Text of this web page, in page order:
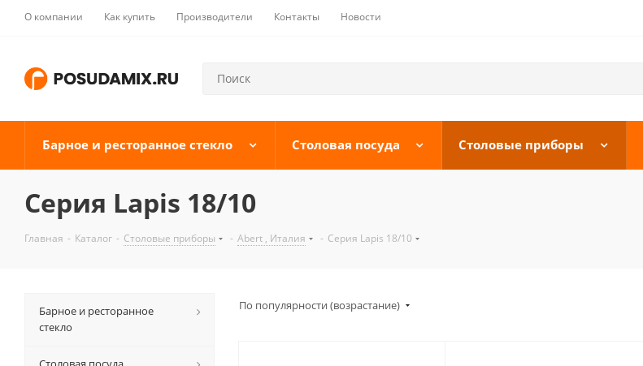
О компании Как купить Производители Контакты Новости
Барное и ресторанное стекло Столовая посуда Столовые приборы
Серия Lapis 18/10
Главная - Каталог - Столовые приборы - Abert , Италия - Серия Lapis 18/10
По популярности (возрастание)
Барное и ресторанное
стекло